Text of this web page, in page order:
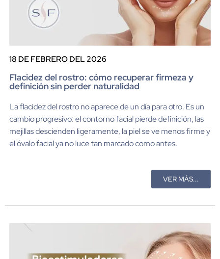
18 DE FEBRERO DEL 2026
Flacidez del rostro: cómo recuperar firmeza y
definición sin perder naturalidad
La flacidez del rostro no aparece de un día para otro. Es un
cambio progresivo: el contorno facial pierde definición, las
mejillas descienden ligeramente, la piel se ve menos firme y
el óvalo facial ya no luce tan marcado como antes.
VER MÁS...